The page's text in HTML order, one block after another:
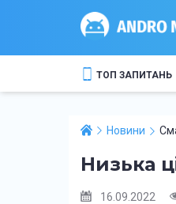
ТОП ЗАПИТАНЬ
Новини
Низька
16.09.2022